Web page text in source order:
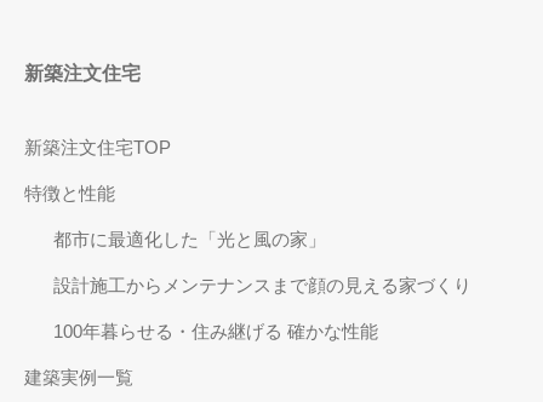
新築注文住宅
新築注文住宅TOP
特徴と性能
都市に最適化した「光と風の家」
設計施工からメンテナンスまで顔の見える家づくり
100年暮らせる・住み継げる 確かな性能
建築実例一覧